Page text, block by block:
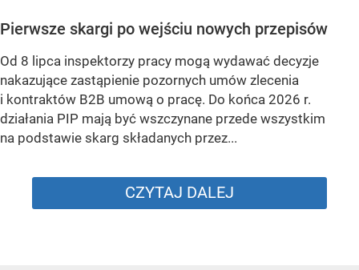
Pierwsze skargi po wejściu nowych przepisów
Od 8 lipca inspektorzy pracy mogą wydawać decyzje
nakazujące zastąpienie pozornych umów zlecenia
i kontraktów B2B umową o pracę. Do końca 2026 r.
działania PIP mają być wszczynane przede wszystkim
na podstawie skarg składanych przez...
CZYTAJ DALEJ